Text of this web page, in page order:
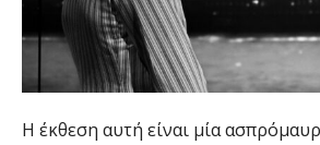
Η έκθεση αυτή είναι μία